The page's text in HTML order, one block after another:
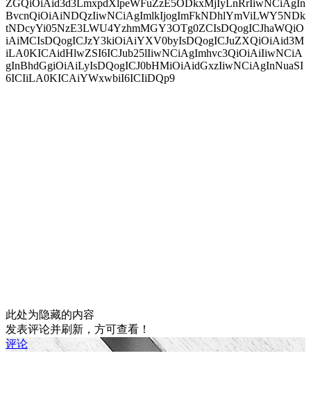
ZGQiOiAid3d3LmxpdXlpeWFuZzE5ODkxMjIyLnRrIiwNCiAgIn
BvcnQiOiAiNDQzIiwNCiAgImlkIjogImFkNDhlYmViLWY5NDk
tNDcyYi05NzE3LWU4YzhmMGY3OTg0ZCIsDQogICJhaWQiO
iAiMCIsDQogICJzY3kiOiAiYXV0byIsDQogICJuZXQiOiAid3M
iLA0KICAidHlwZSI6ICJub25lIiwNCiAgImhvc3QiOiAiIiwNCiA
gInBhdGgiOiAiLyIsDQogICJ0bHMiOiAidGxzIiwNCiAgInNuaSI
6ICIiLA0KICAiYWxwbiI6ICIiDQp9
此处为隐藏的内容
发表评论并刷新，方可查看！
评论